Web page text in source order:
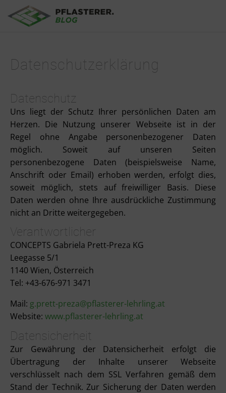
Datenschutzerklärung
Datenschutz
Uns liegt der Schutz Ihrer persönlichen Daten am
Herzen. Die Nutzung unserer Webseite ist in der
Regel ohne Angabe personenbezogener Daten
möglich. Soweit auf unseren Seiten
personenbezogene Daten (beispielsweise Name,
Anschrift oder Email) erhoben werden, erfolgt dies,
soweit möglich, stets auf freiwilliger Basis. Diese
Daten werden ohne Ihre ausdrückliche Zustimmung
nicht an Dritte weitergegeben.
Verantwortlicher
CONCEPTS Gabriela Prett-Preza KG
Leegasse 5/1
1140 Wien, Österreich
Tel: +43-676-971 3471
Mail: g.prett-preza@pflasterer-lehrling.at
Website: www.pflasterer-lehrling.at
Datensicherheit
Zur Gewährung der Datensicherheit erfolgt die
Übertragung der Inhalte unserer Webseite
verschlüsselt nach dem SSL Verfahren gemäß dem
Stand der Technik. Zur Sicherung der Daten werden